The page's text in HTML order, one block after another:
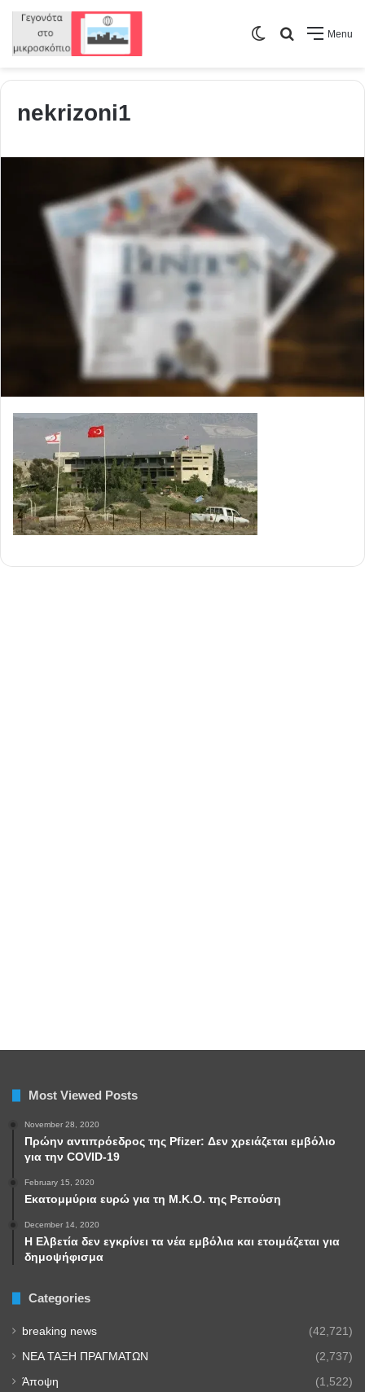
Menu
Search
Switch
nekrizoni1
Most Viewed Posts
November 28, 2020
Πρώην αντιπρόεδρος της Pfizer: Δεν χρειάζεται εμβόλιο
για την COVID-19
February 15, 2020
Εκατομμύρια ευρώ για τη Μ.Κ.Ο. της Ρεπούση
December 14, 2020
Η Ελβετία δεν εγκρίνει τα νέα εμβόλια και ετοιμάζεται για
δημοψήφισμα
Categories
breaking news (42,721)
NEA TAΞΗ ΠΡΑΓΜΑΤΩΝ (2,737)
Άποψη (1,522)